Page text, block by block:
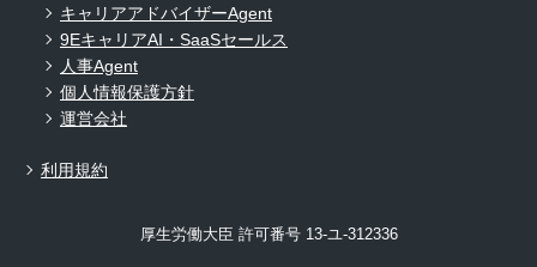
キャリアアドバイザーAgent
9EキャリアAI・SaaSセールス
人事Agent
個人情報保護方針
運営会社
利用規約
厚生労働大臣 許可番号 13-ユ-312336